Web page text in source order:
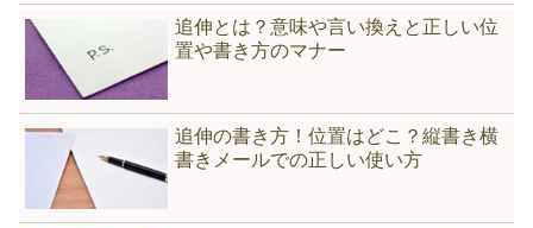
追伸とは？意味や言い換えと正しい位
置や書き方のマナー
追伸の書き方！位置はどこ？縦書き横
書きメールでの正しい使い方